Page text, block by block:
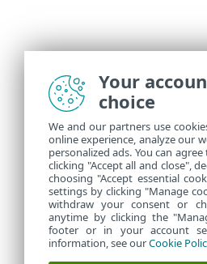
Your
choice
We and our partners use
online experience, analyze our
personalized ads. You can
clicking "Accept all and close",
choosing "Accept essential
settings by clicking "Manage
withdraw your consent or
anytime by clicking the
footer or in your account
information, see ourCookie